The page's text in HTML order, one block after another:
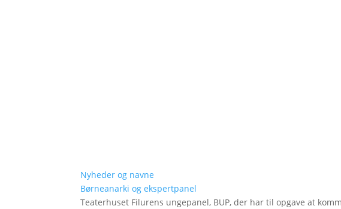
Nyheder og navne
Børneanarki og ekspertpanel
Teaterhuset Filurens ungepanel, BUP, der har til opgave at